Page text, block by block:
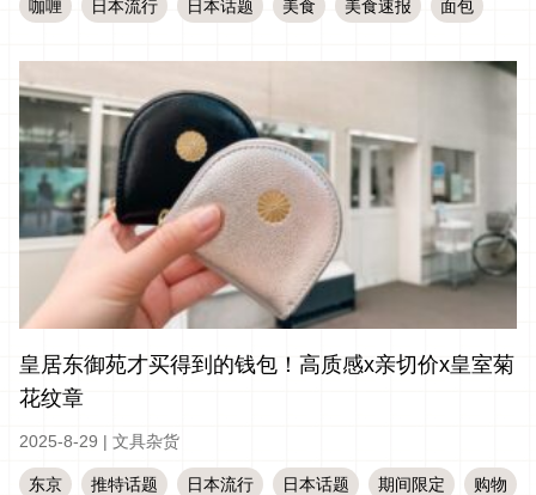
咖喱 日本流行 日本话题 美食 美食速报 面包
皇居东御苑才买得到的钱包！高质感x亲切价x皇室菊
花纹章
2025-8-29 | 文具杂货
东京 推特话题 日本流行 日本话题 期间限定 购物